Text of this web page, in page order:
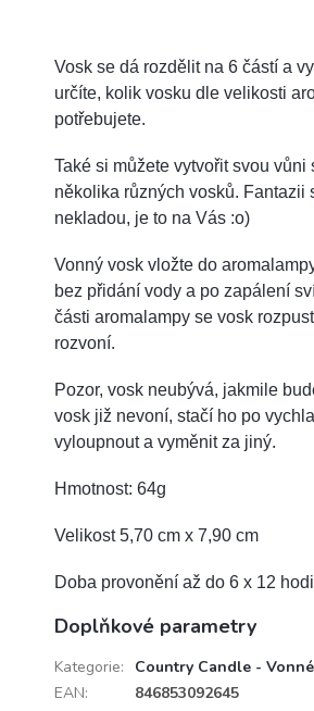
Vosk se dá rozdělit na 6 částí a
určíte, kolik vosku dle velikosti
potřebujete.
Také si můžete vytvořit svou vůni
několika různých vosků. Fantazii
nekladou, je to na Vás :o)
Vonný vosk vložte do
bez přidání vody a po zapálení
části aromalampy se vosk
rozvoní.
Pozor, vosk neubývá, jakmile
vosk již nevoní, stačí ho po
vyloupnout a vyměnit za jiný.
Hmotnost: 64g
Velikost 5,70 cm x 7,90 cm
Doba provonění až do 6 x 12
Doplňkové parametry
Kategorie:
Country Candle -
EAN: 846853092645